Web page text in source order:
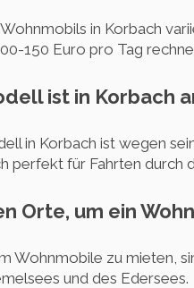
in Korbach
150 Euro pro Tag
ist in Korbach
in Korbach ist wegen
perfekt für Fahrten durch
Orte, um ein
Wohnmobile zu mieten,
und des Edersees.